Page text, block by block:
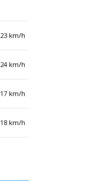
23 km/h
24 km/h
17 km/h
18 km/h